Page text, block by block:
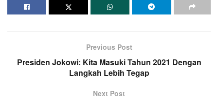
Previous Post
Presiden Jokowi: Kita Masuki Tahun 2021 Dengan
Langkah Lebih Tegap
Next Post